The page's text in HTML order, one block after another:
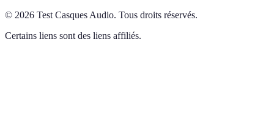
© 2026 Test Casques Audio. Tous droits réservés.
Certains liens sont des liens affiliés.